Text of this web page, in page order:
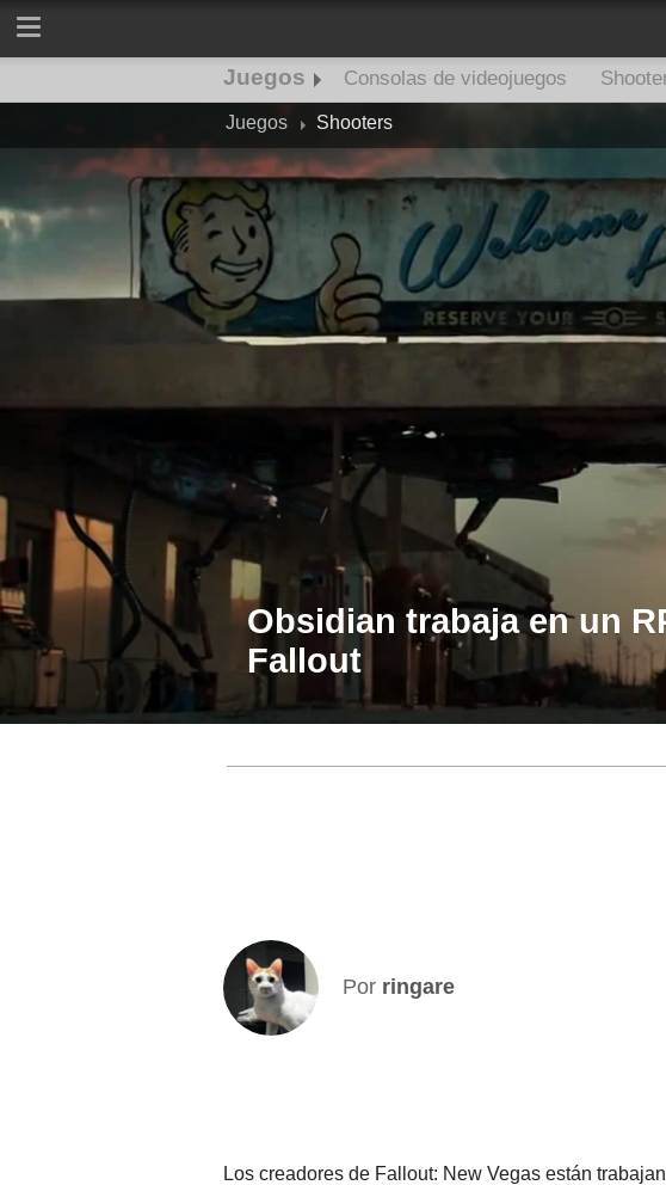
Juegos Consolas de videojuegos
Juegos Shooters
Obsidian trabaja en un
Fallout
Por ringare
Los creadores de Fallout: New Vegas están